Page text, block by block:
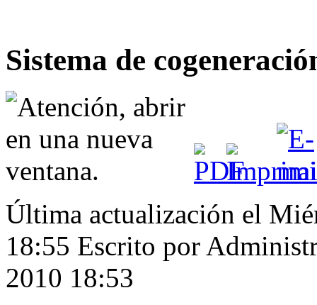
Sistema de
Última actualización el
18:55 Escrito por
2010 18:53